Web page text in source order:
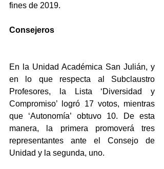
fines de 2019.
Consejeros
En la Unidad Académica San Julián, y
en lo que respecta al Subclaustro
Profesores, la Lista ‘Diversidad y
Compromiso’ logró 17 votos, mientras
que ‘Autonomía’ obtuvo 10. De esta
manera, la primera promoverá tres
representantes ante el Consejo de
Unidad y la segunda, uno.